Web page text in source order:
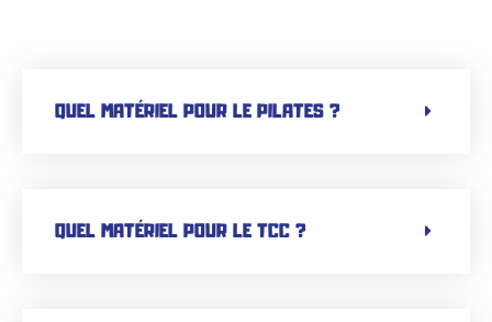
QUEL MATÉRIEL POUR LE PILATES ?
QUEL MATÉRIEL POUR LE TCC ?